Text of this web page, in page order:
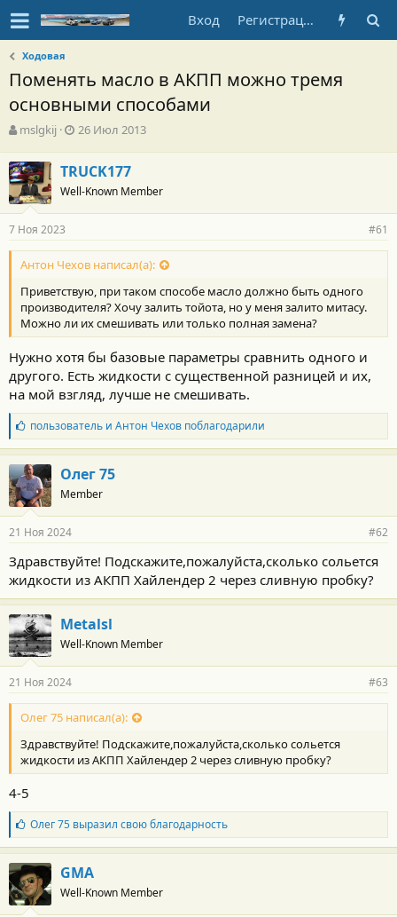
Вход Регистрация
Ходовая
Поменять масло в АКПП можно тремя
основными способами
А
т
о
р
т
е
м
ы
mslgkij
Д
а
н
а
л
а
26 Июл 2013
TRUCK177
Well-Known Member
7 Ноя 2023 #61
Антон Чехов написал(а):
Приветствую, при таком способе масло должно быть одного
производителя? Хочу залить тойота, но у меня залито митасу.
Можно ли их смешивать или только полная замена?
Нужно хотя бы базовые параметры сравнить одного и
другого. Есть жидкости с существенной разницей и их,
на мой взгляд, лучше не смешивать.
Б
л
а
г
о
д
а
н
с
т
и
:
пользовательи Антон Чеховпоблагодарили
Олег 75
Member
21 Ноя 2024 #62
Здравствуйте! Подскажите,пожалуйста,сколько сольется
жидкости из АКПП Хайлендер 2 через сливную пробку?
Metalsl
Well-Known Member
21 Ноя 2024 #63
Олег 75 написал(а):
Здравствуйте! Подскажите,пожалуйста,сколько сольется
жидкости из АКПП Хайлендер 2 через сливную пробку?
4-5
Б
л
а
г
о
д
а
Олег 75выразил свою благодарность
GMA
Well-Known Member